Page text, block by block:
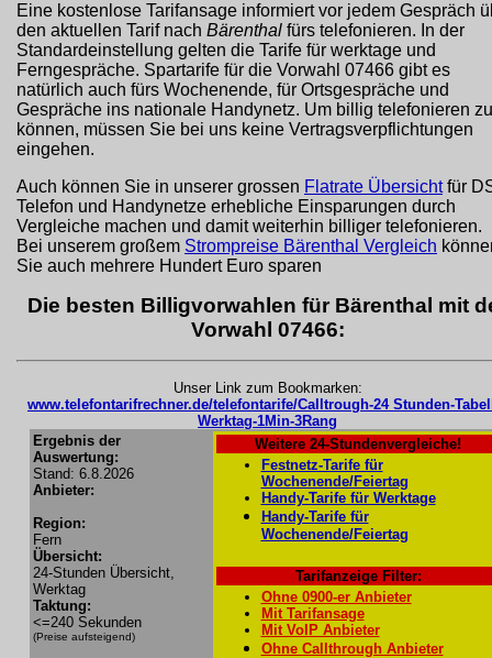
Eine kostenlose Tarifansage informiert vor jedem Gespräch
den aktuellen Tarif nach Bärenthal fürs telefonieren. In der
Standardeinstellung gelten die Tarife für werktage und
Ferngespräche. Spartarife für die Vorwahl 07466 gibt es
natürlich auch fürs Wochenende, für Ortsgespräche und
Gespräche ins nationale Handynetz. Um billig telefonieren zu
können, müssen Sie bei uns keine Vertragsverpflichtungen
eingehen.
Auch können Sie in unserer grossen Flatrate Übersichtfür
Telefon und Handynetze erhebliche Einsparungen durch
Vergleiche machen und damit weiterhin billiger telefonieren.
Bei unserem großem Strompreise Bärenthal Vergleich
Sie auch mehrere Hundert Euro sparen
Die besten Billigvorwahlen für Bärenthal mit
Vorwahl 07466:
Unser Link zum Bookmarken:
www.telefontarifrechner.de/telefontarife/Calltrough-24 Stunden-
Werktag-1Min-3Rang
Ergebnis der
Auswertung:
Stand: 6.8.2026
Anbieter:
Region:
Fern
Übersicht:
24-Stunden Übersicht,
Werktag
Taktung:
<=240 Sekunden
(Preise aufsteigend)
Weitere 24-Stundenvergleiche!
Festnetz-Tarife für
Wochenende/Feiertag
Handy-Tarife für Werktage
Handy-Tarife für
Wochenende/Feiertag
Tarifanzeige Filter:
Ohne 0900-er Anbieter
Mit Tarifansage
Mit VoIP Anbieter
Ohne Callthrough Anbieter